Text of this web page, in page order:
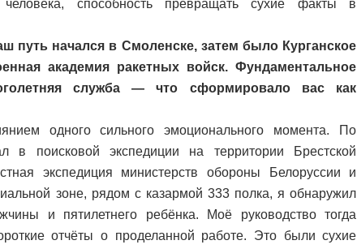
человека, способность превращать сухие факты в
путь начался в Смоленске, затем было Курганское
академия ракетных войск. Фундаментальное
служба — что сформировало вас как
одного сильного эмоционального момента. По
в поисковой экспедиции на территории Брестской
экспедиция министерств обороны Белоруссии и
зоне, рядом с казармой 333 полка, я обнаружил
и пятилетнего ребёнка. Моё руководство тогда
отчёты о проделанной работе. Это были сухие